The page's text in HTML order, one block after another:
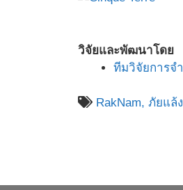
วิจัยและพัฒนาโดย
ทีมวิจัยการจ
RakNam, ภัยแล้